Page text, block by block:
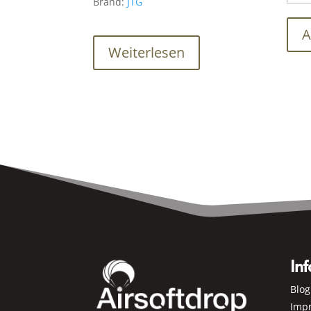
Weiterlesen
Blog